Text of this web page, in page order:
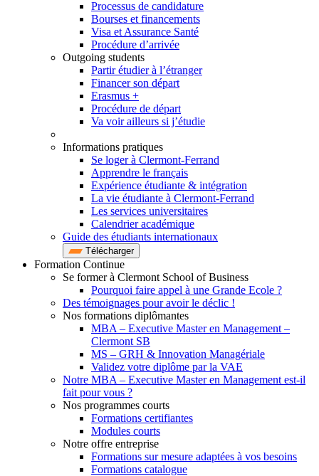
Processus de candidature
Bourses et financements
Visa et Assurance Santé
Procédure d’arrivée
Outgoing students
Partir étudier à l’étranger
Financer son départ
Erasmus +
Procédure de départ
Va voir ailleurs si j’étudie
Informations pratiques
Se loger à Clermont-Ferrand
Apprendre le français
Expérience étudiante & intégration
La vie étudiante à Clermont-Ferrand
Les services universitaires
Calendrier académique
Guide des étudiants internationaux
Télécharger
Formation Continue
Se former à Clermont School of Business
Pourquoi faire appel à une Grande Ecole ?
Des témoignages pour avoir le déclic !
Nos formations diplômantes
MBA – Executive Master en Management –
Clermont SB
MS – GRH & Innovation Managériale
Validez votre diplôme par la VAE
Notre MBA – Executive Master en Management est-il
fait pour vous ?
Nos programmes courts
Formations certifiantes
Modules courts
Notre offre entreprise
Formations sur mesure adaptées à vos besoins
Formations catalogue